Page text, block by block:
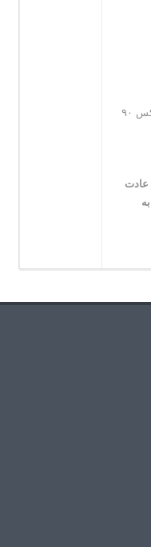
شکل ۸ – دسترسی راحت‌تر مراقبت کارها به شیرهای نیزه‌ای کنترل سطح دوغاب در سلول‌های فلوتاسیون با استفاده از گیربکس ۹۰
عادت
به